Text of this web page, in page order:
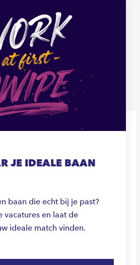
JE IDEALE BAAN
baan die echt bij je past?
vacatures en laat de
ideale match vinden.